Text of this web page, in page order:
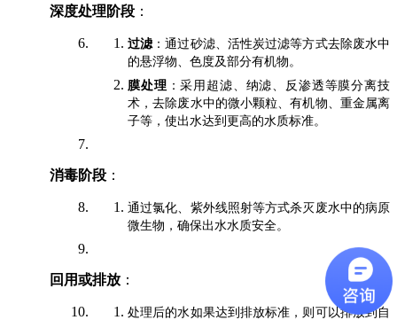
深度处理阶段 ：
过滤 ：通过砂滤、活性炭过滤等方式去除废水中
的悬浮物、色度及部分有机物。
膜处理 ：采用超滤、纳滤、反渗透等膜分离技
术，去除废水中的微小颗粒、有机物、重金属离
子等，使出水达到更高的水质标准。
消毒阶段 ：
通过氯化、紫外线照射等方式杀灭废水中的病原
微生物，确保出水水质安全。
回用或排放 ：
处理后的水如果达到排放标准，则可以排放到自